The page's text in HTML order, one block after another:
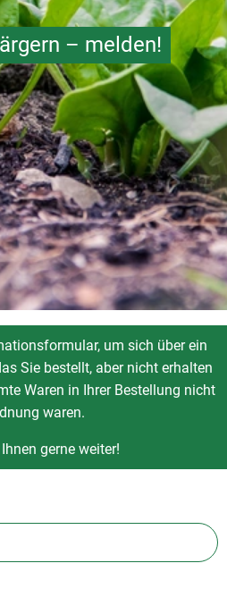
– melden!
um sich über ein
Sie bestellt, aber nicht erhalten
Waren in Ihrer Bestellung nicht
waren.
gerne weiter!